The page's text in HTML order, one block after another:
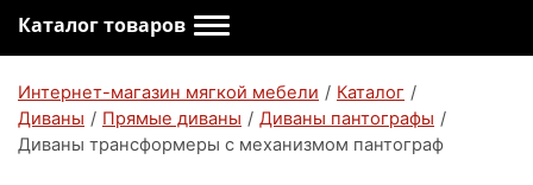
Каталог товаров
Интернет-магазин мягкой мебели / Каталог /
Диваны / Прямые диваны / Диваны пантографы /
Диваны трансформеры с механизмом пантограф